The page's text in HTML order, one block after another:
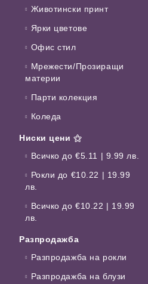
Животински принт
Ярки цветове
Офис стил
Мрежести/Прозиращи
материи
Парти колекция
Коледа
Ниски цени ⚝
Всичко до €5.11 | 9.99 лв.
Рокли до €10.22 | 19.99
лв.
Всичко до €10.22 | 19.99
лв.
Разпродажба
Разпродажба на рокли
Разпродажба на блузи